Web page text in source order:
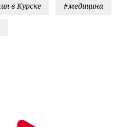
в Курске #медицина